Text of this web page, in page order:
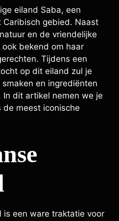
eiland Saba, een
gebied. Naast
en de vriendelijke
bekend om haar
Tijdens een
op dit eiland zul je
en ingrediënten
dit artikel nemen we je
de meest iconische
is een ware traktatie voor